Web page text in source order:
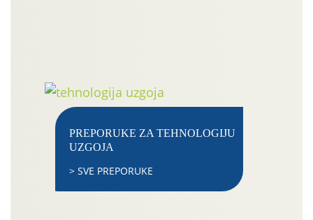
PREPORUKE ZA TEHNOLOGIJU
UZGOJA
> SVE PREPORUKE